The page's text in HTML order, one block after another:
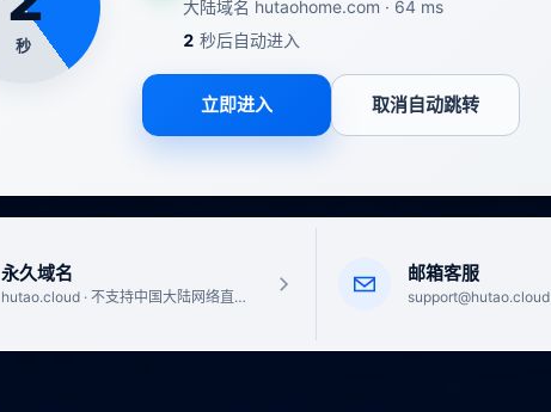
大陆域名 hutaohome.com · 64 ms
2 秒后自动进入
立即进入 取消自动跳转
永久域名
hutao.cloud · 不支持中国大陆网络直接访问
邮箱客服
support@hutao.cloud